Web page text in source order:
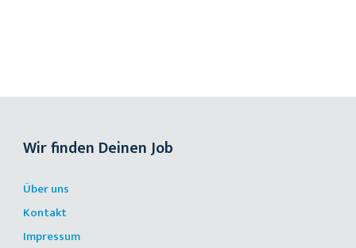
Wir finden Deinen Job
Über uns
Kontakt
Impressum